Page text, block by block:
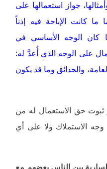
جواز استعمالها على
ما كانت الإباحة فيه إذناً
كان الوجه الأساسي في
على الوجه الذي أُعدَّ له:
والحدائق وما قد يكون
ثبوت حق الاستعمال له من
الاستملاك ولا على أي
بين الناس بعضهم مع